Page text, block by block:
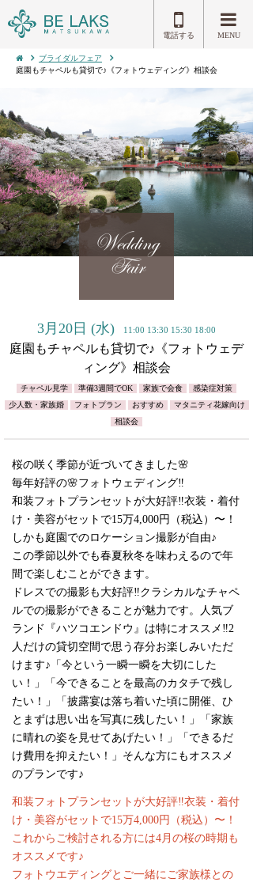
電話する MENU
ブライダルフェア
庭園もチャペルも貸切で♪《フォトウェディング》相談会
Wedding
Fair
3月20日 (水) 11:00 13:30 15:30 18:00
庭園もチャペルも貸切で♪《フォトウェデ
ィング》相談会
チャペル見学 準備3週間でOK 家族で会食
感染症対策
少人数・家族婚
フォトプラン おすすめ
マタニティ花嫁向け
相談会
桜の咲く季節が近づいてきました🌸
毎年好評の🌸フォトウェディング‼︎
和装フォトプランセットが大好評‼︎衣装・着付
け・美容がセットで15万4,000円（税込）〜！
しかも庭園でのロケーション撮影が自由♪
この季節以外でも春夏秋冬を味わえるので年
間で楽しむことができます。
ドレスでの撮影も大好評‼︎クラシカルなチャペ
ルでの撮影ができることが魅力です。人気ブ
ランド『ハツコエンドウ』は特にオススメ‼︎2
人だけの貸切空間で思う存分お楽しみいただ
けます♪「今という一瞬一瞬を大切にした
い！」「今できることを最高のカタチで残し
たい！」「披露宴は落ち着いた頃に開催、ひ
とまずは思い出を写真に残したい！」「家族
に晴れの姿を見せてあげたい！」「できるだ
け費用を抑えたい！」そんな方にもオススメ
のプランです♪
和装フォトプランセットが大好評‼︎衣装・着付
け・美容がセットで15万4,000円（税込）〜！
これからご検討される方には4月の桜の時期も
オススメです♪
フォトウエディングとご一緒にご家族様との